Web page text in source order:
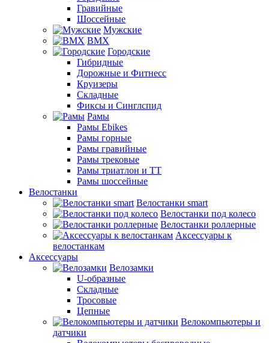
Гравийные
Шоссейные
Мужские
BMX
Городские
Гибридные
Дорожные и Фитнесс
Круизеры
Складные
Фиксы и Синглспид
Рамы
Рамы Ebikes
Рамы горные
Рамы гравийные
Рамы трековые
Рамы триатлон и ТТ
Рамы шоссейные
Велостанки
Велостанки smart
Велостанки под колесо
Велостанки роллерные
Аксессуары к
велостанкам
Аксессуары
Велозамки
U-образные
Складные
Тросовые
Цепные
Велокомпьютеры и
датчики